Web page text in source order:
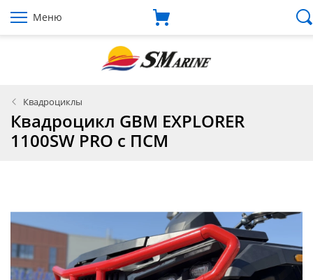
Меню
Квадроциклы
Квадроцикл GBM EXPLORER
1100SW PRO с ПСМ